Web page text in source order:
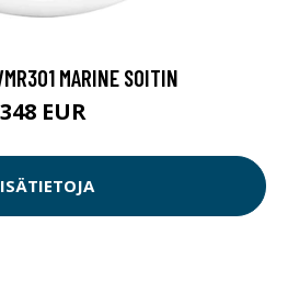
MARINE SOITIN
348 EUR